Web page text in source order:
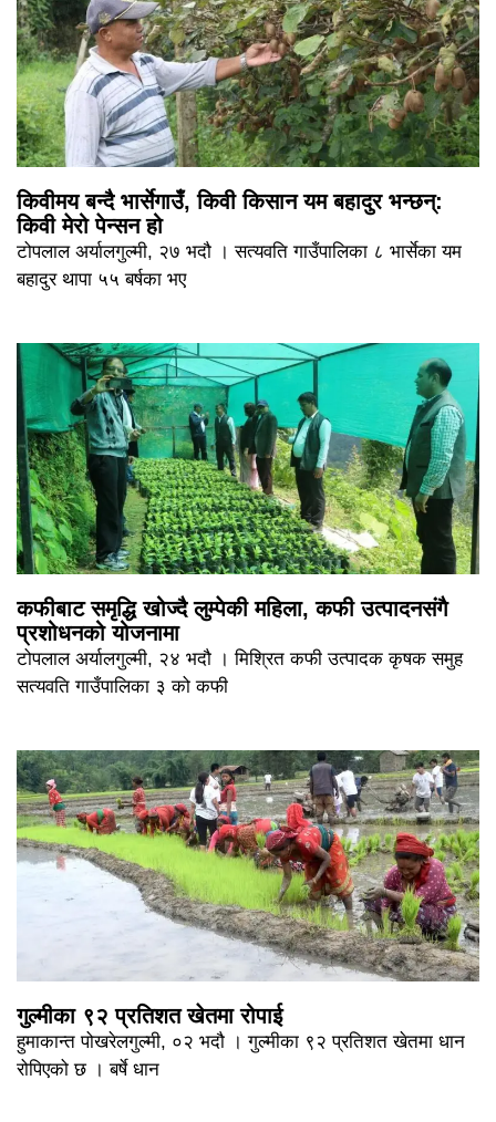
किवीमय बन्दै भार्सेगाउँ, किवी किसान यम बहादुर भन्छन्:
किवी मेरो पेन्सन हो
टोपलाल अर्यालगुल्मी, २७ भदौ । सत्यवति गाउँपालिका ८ भार्सेका यम
बहादुर थापा ५५ बर्षका भए
कफीबाट समृद्धि खोज्दै लुम्पेकी महिला, कफी उत्पादनसंगै
प्रशोधनको योजनामा
टोपलाल अर्यालगुल्मी, २४ भदौ । मिश्रित कफी उत्पादक कृषक समुह
सत्यवति गाउँपालिका ३ को कफी
गुल्मीका ९२ प्रतिशत खेतमा रोपाई
हुमाकान्त पोखरेलगुल्मी, ०२ भदौ । गुल्मीका ९२ प्रतिशत खेतमा धान
रोपिएको छ । बर्षे धान